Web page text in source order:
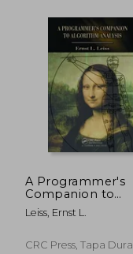
A Programmer's
Companion to
Algorithm Analysis
(en Inglés)
Leiss, Ernst L.
CRC Press, Tapa Dura,